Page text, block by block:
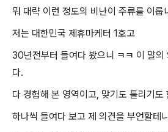
뭐 대략 이런 정도의 비난이 주류를 이룹
저는 대한민국 제휴마케터 1호고
30년전부터 들여다 봤으니 ㅋㅋ 이 말의
다.
다 경험해 본 영역이고, 맞기도 틀리기도
하나씩 들여다 보고 제 의견을 부언할테니